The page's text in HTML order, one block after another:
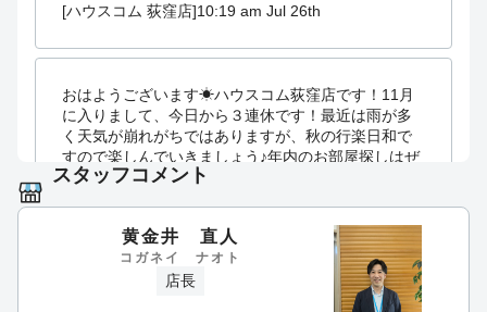
[ハウスコム 荻窪店]10:19 am Jul 26th
おはようございます☀ハウスコム荻窪店です！11月
に入りまして、今日から３連休です！最近は雨が多
く天気が崩れがちではありますが、秋の行楽日和で
すので楽しんでいきましょう♪年内のお部屋探しはぜ
ひ当店にお越しくださいませ！ #ハウスコム [荻窪
おはようございます！ハウスコム荻窪店です。ここ
数日で一気に冷え込み、雨の日も多く憂鬱ではあり
スタッフコメント
黄金井 直人
コガネイ ナオト
店長